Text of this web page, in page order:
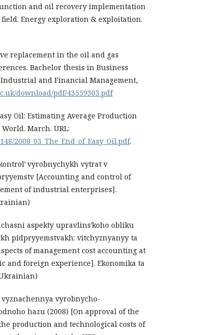
and oil recovery implementation
Energy exploration & exploitation.
replacement in the oil and gas
Bachelor thesis in Business
and Financial Management,
download/pdf/43559303.pdf
Oil: Estimating Average Production
March. URL:
2008_03_The_End_of_Easy_Oil.pdf.
vyrobnychykh vytrat v
[Accounting and control of
of industrial enterprises].
aspekty upravlinsʹkoho obliku
pidpryyemstvakh: vitchyznyanyy ta
of management cost accounting at
and foreign experience]. Ekonomika ta
vyrobnycho-
hazu (2008) [On approval of the
production and technological costs of